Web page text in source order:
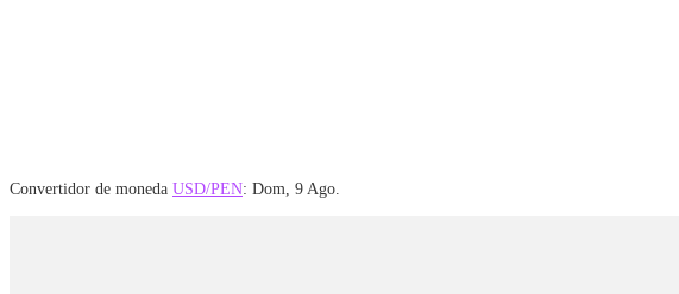
Convertidor de moneda USD/PEN: Dom, 9 Ago.